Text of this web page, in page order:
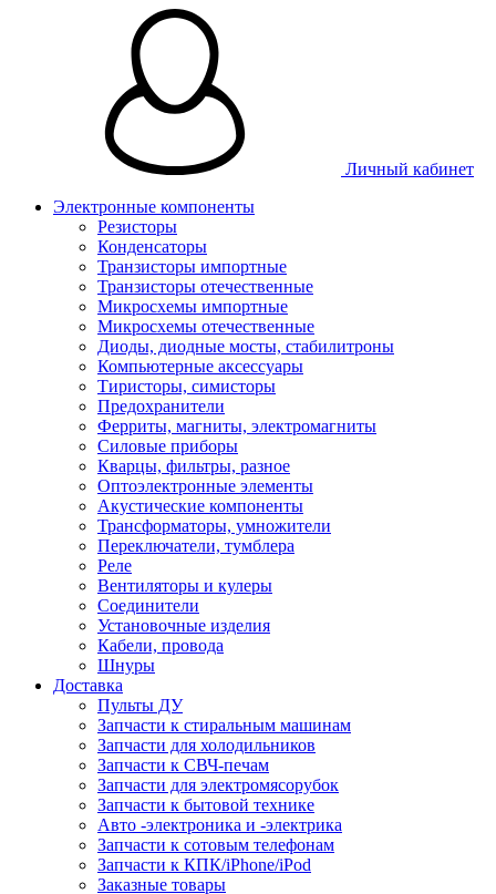
Личный кабинет
Электронные компоненты
Резисторы
Конденсаторы
Транзисторы импортные
Транзисторы отечественные
Микросхемы импортные
Микросхемы отечественные
Диоды, диодные мосты, стабилитроны
Компьютерные аксессуары
Тиристоры, симисторы
Предохранители
Ферриты, магниты, электромагниты
Силовые приборы
Кварцы, фильтры, разное
Оптоэлектронные элементы
Акустические компоненты
Трансформаторы, умножители
Переключатели, тумблера
Реле
Вентиляторы и кулеры
Соединители
Установочные изделия
Кабели, провода
Шнуры
Доставка
Пульты ДУ
Запчасти к стиральным машинам
Запчасти для холодильников
Запчасти к СВЧ-печам
Запчасти для электромясорубок
Запчасти к бытовой технике
Авто -электроника и -электрика
Запчасти к сотовым телефонам
Запчасти к КПК/iPhone/iPod
Заказные товары